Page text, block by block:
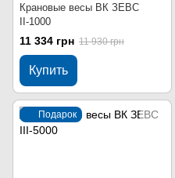
Крановые весы ВК ЗЕВС
ІІ-1000
11 334 грн 11 930 грн
Купить
Подарок